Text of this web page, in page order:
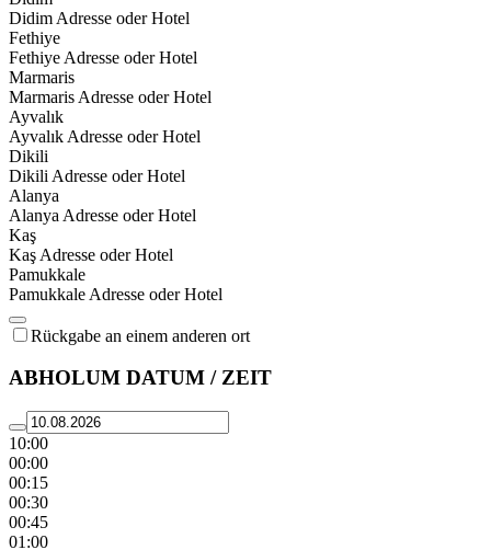
Didim Adresse oder Hotel
Fethiye
Fethiye Adresse oder Hotel
Marmaris
Marmaris Adresse oder Hotel
Ayvalık
Ayvalık Adresse oder Hotel
Dikili
Dikili Adresse oder Hotel
Alanya
Alanya Adresse oder Hotel
Kaş
Kaş Adresse oder Hotel
Pamukkale
Pamukkale Adresse oder Hotel
Rückgabe an einem anderen ort
ABHOLUM DATUM / ZEIT
10:00
00:00
00:15
00:30
00:45
01:00